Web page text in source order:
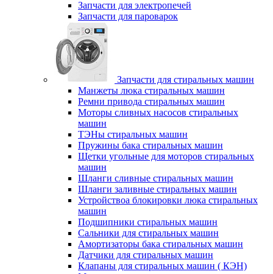
Запчасти для электропечей
Запчасти для пароварок
Запчасти для стиральных машин
Манжеты люка стиральных машин
Ремни привода стиральных машин
Моторы сливных насосов стиральных
машин
ТЭНы стиральных машин
Пружины бака стиральных машин
Щетки угольные для моторов стиральных
машин
Шланги сливные стиральных машин
Шланги заливные стиральных машин
Устройствоа блокировки люка стиральных
машин
Подшипники стиральных машин
Сальники для стиральных машин
Амортизаторы бака стиральных машин
Датчики для стиральных машин
Клапаны для стиральных машин ( КЭН)